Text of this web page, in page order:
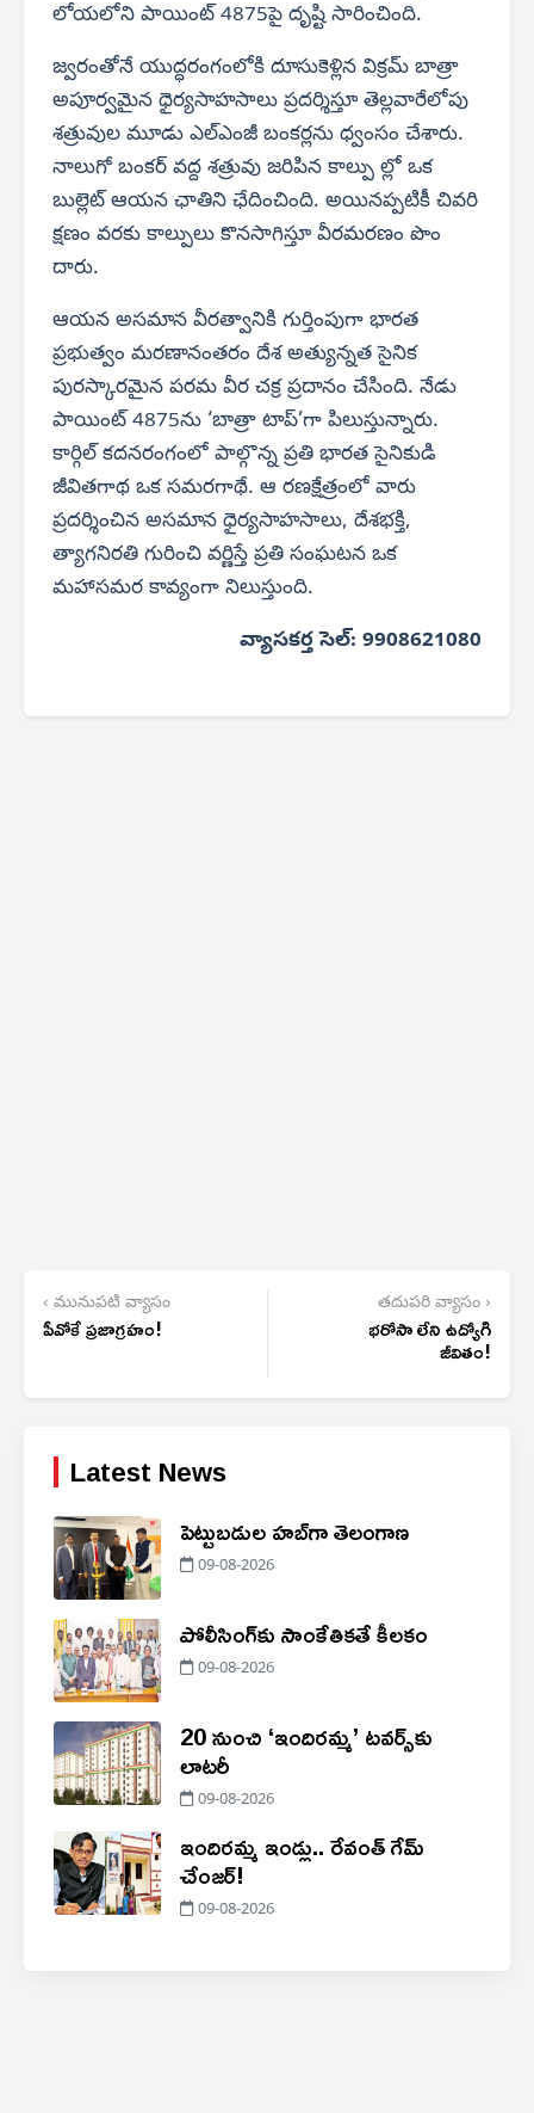
లోయలోని పాయింట్ 4875పై దృష్టి సారించింది.
జ్వరంతోనే యుద్ధరంగంలోకి దూసుకెళ్లిన విక్రమ్ బాత్రా
అపూర్వమైన ధైర్యసాహసాలు ప్రదర్శిస్తూ తెల్లవారేలోపు
శత్రువుల మూడు ఎల్‌ఎంజీ బంకర్లను ధ్వంసం చేశారు.
నాలుగో బంకర్ వద్ద శత్రువు జరిపిన కాల్పు ల్లో ఒక
బుల్లెట్ ఆయన ఛాతిని ఛేదించింది. అయినప్పటికీ చివరి
క్షణం వరకు కాల్పులు కొనసాగిస్తూ వీరమరణం పొం
దారు.
ఆయన అసమాన వీరత్వానికి గుర్తింపుగా భారత
ప్రభుత్వం మరణానంతరం దేశ అత్యున్నత సైనిక
పురస్కారమైన పరమ వీర చక్ర ప్రదానం చేసింది. నేడు
పాయింట్ 4875ను ‘బాత్రా టాప్’గా పిలుస్తున్నారు.
కార్గిల్ కదనరంగంలో పాల్గొన్న ప్రతి భారత సైనికుడి
జీవితగాథ ఒక సమరగాథే. ఆ రణక్షేత్రంలో వారు
ప్రదర్శించిన అసమాన ధైర్యసాహసాలు, దేశభక్తి,
త్యాగనిరతి గురించి వర్ణిస్తే ప్రతి సంఘటన ఒక
మహాసమర కావ్యంగా నిలుస్తుంది.
వ్యాసకర్త సెల్: 9908621080
‹ మునుపటి వ్యాసం
పీవోకే ప్రజాగ్రహం!
తదుపరి వ్యాసం ›
భరోసా లేని ఉద్యోగి
జీవితం!
Latest News
పెట్టుబడుల హబ్‌గా తెలంగాణ
09-08-2026
పోలీసింగ్‌కు సాంకేతికతే కీలకం
09-08-2026
20 నుంచి ‘ఇందిరమ్మ’ టవర్స్‌కు
లాటరీ
09-08-2026
ఇందిరమ్మ ఇండ్లు.. రేవంత్ గేమ్
చేంజర్!
09-08-2026